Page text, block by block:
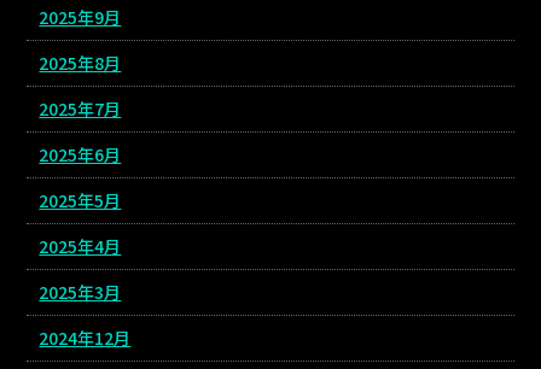
2025年9月
2025年8月
2025年7月
2025年6月
2025年5月
2025年4月
2025年3月
2024年12月